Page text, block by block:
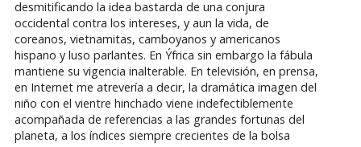
desmitificando la idea bastarda de una conjura
occidental contra los intereses, y aun la vida, de
coreanos, vietnamitas, camboyanos y americanos
hispano y luso parlantes. En Ýfrica sin embargo la fábula
mantiene su vigencia inalterable. En televisión, en prensa,
en Internet me atrevería a decir, la dramática imagen del
niño con el vientre hinchado viene indefectiblemente
acompañada de referencias a las grandes fortunas del
planeta, a los índices siempre crecientes de la bolsa